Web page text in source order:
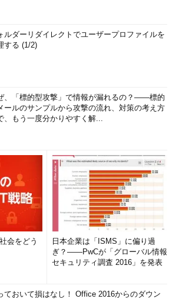
ルダーリダイレクトでユーザープロファイルを
する (1/2)
、「標的型攻撃」で情報が漏れるの？――標的
ールのサンプルから攻撃の流れ、対策の考え方
、もう一度分かりやすく解...
会をどう
日本企業は「ISMS」に偏り過
ぎ？――PwCが「グローバル情報
セキュリティ調査 2016」を発表
ておいて損はなし！ Office 2016からのダウン